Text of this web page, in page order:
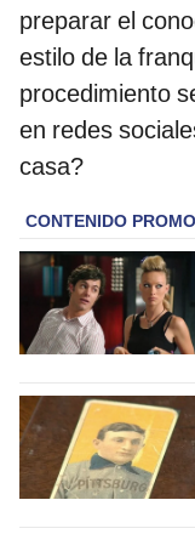
preparar el
estilo de la
procedimiento
en redes
casa?